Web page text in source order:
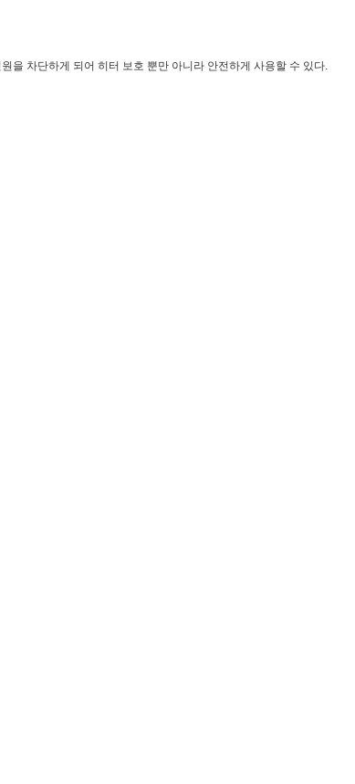
을 차단하게 되어 히터 보호 뿐만 아니라 안전하게 사용할 수 있다.